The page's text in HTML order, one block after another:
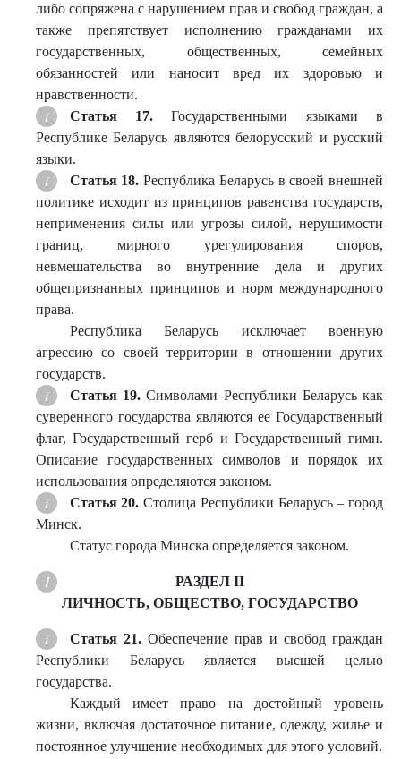
либо сопряжена с нарушением прав и свобод граждан, а
также препятствует исполнению гражданами их
государственных, общественных, семейных
обязанностей или наносит вред их здоровью и
нравственности.
Статья 17.Государственными языками в
Республике Беларусь являются белорусский и русский
языки.
Статья 18.Республика Беларусь в своей внешней
политике исходит из принципов равенства государств,
неприменения силы или угрозы силой, нерушимости
границ, мирного урегулирования споров,
невмешательства во внутренние дела и других
общепризнанных принципов и норм международного
права.
Республика Беларусь исключает военную
агрессию со своей территории в отношении других
государств.
Статья 19.Символами Республики Беларусь как
суверенного государства являются ее Государственный
флаг, Государственный герб и Государственный гимн.
Описание государственных символов и порядок их
использования определяются законом.
Статья 20.Столица Республики Беларусь – город
Минск.
Статус города Минска определяется законом.
РАЗДЕЛ II
ЛИЧНОСТЬ, ОБЩЕСТВО, ГОСУДАРСТВО
Статья 21. Обеспечение прав и свобод граждан
Республики Беларусь является высшей целью
государства.
Каждый имеет право на достойный уровень
жизни, включая достаточное питание, одежду, жилье и
постоянное улучшение необходимых для этого условий.